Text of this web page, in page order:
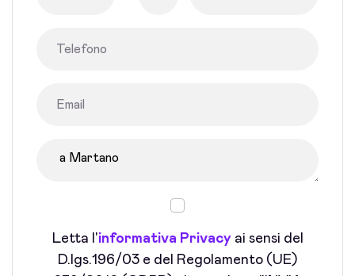
Letta l'informativa Privacyai sensi del
D.lgs.196/03 e del Regolamento (UE)